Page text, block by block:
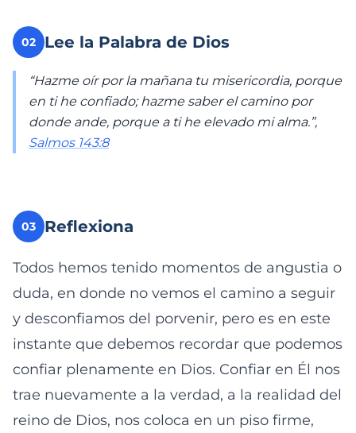
02 Lee la Palabra de Dios
“Hazme oír por la mañana tu misericordia, porque
en ti he confiado; hazme saber el camino por
donde ande, porque a ti he elevado mi alma.”,
Salmos 143:8
03 Reflexiona
Todos hemos tenido momentos de angustia o
duda, en donde no vemos el camino a seguir
y desconfiamos del porvenir, pero es en este
instante que debemos recordar que podemos
confiar plenamente en Dios. Confiar en Él nos
trae nuevamente a la verdad, a la realidad del
reino de Dios, nos coloca en un piso firme,